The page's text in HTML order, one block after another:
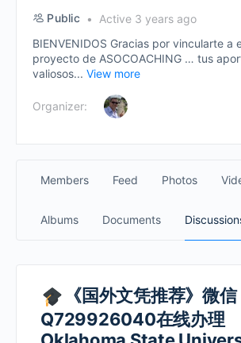
Public
Active 3 years ago
BIENVENIDOS Gracias por vincularte a
proyecto de ASOCOACHING … tus
valiosos... View more
Organizer:
Members Feed Photos
Albums Documents
《国外文凭推荐》微信
Q729926040在线办理